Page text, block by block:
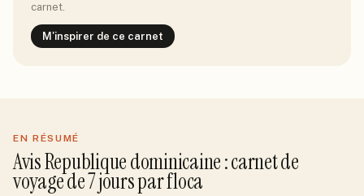
carnet.
M'inspirer de ce carnet
EN RÉSUMÉ
AvisRepublique dominicaine: carnet de
voyage de7joursparfloca